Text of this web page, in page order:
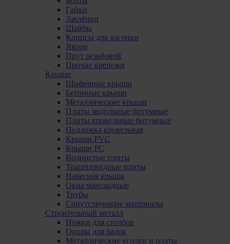
Гайки
Заклёпки
Шайбы
Клипсы для вагонки
Якори
Прут резьбовой
Прочие крепежи
Крыши
Шиферные крыши
Бетонные крыши
Металлические крыши
Плиты модульные битумные
Плиты кровельные битумные
Подложка кровельная
Крыши PVC
Крыши PC
Волнистые плиты
Трапецевидные плиты
Навесная крыша
Окна мансардные
Трубы
Сопутствующие материалы
Строительный металл
Ножки для столбов
Опоры для балок
Металлические уголки и платы